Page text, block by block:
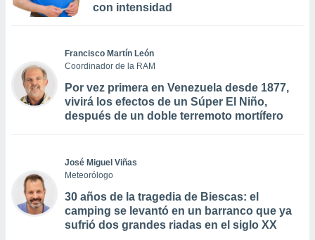
con intensidad
Francisco Martín León
Coordinador de la RAM
Por vez primera en Venezuela desde 1877,
vivirá los efectos de un Súper El Niño,
después de un doble terremoto mortífero
José Miguel Viñas
Meteorólogo
30 años de la tragedia de Biescas: el
camping se levantó en un barranco que ya
sufrió dos grandes riadas en el siglo XX